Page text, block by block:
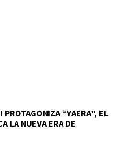
PROTAGONIZA “YAERA”, EL
LA NUEVA ERA DE